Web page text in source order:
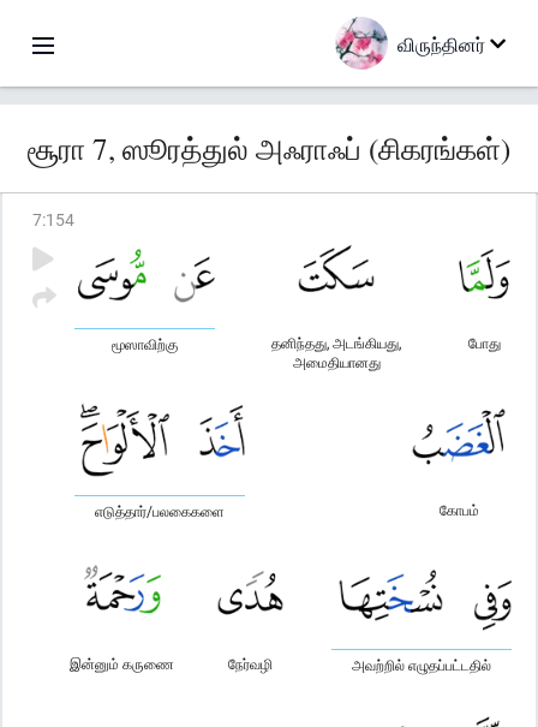
விருந்தினர்
சூரா 7, ஸூரத்துல் அஃராஃப் (சிகரங்கள்)
7:154
போது
தனிந்தது, அடங்கியது,
அமைதியானது
மூஸாவிற்கு
கோபம்
எடுத்தார்/பலகைகளை
அவற்றில் எழுதப்பட்டதில்
நேர்வழி
இன்னும் கருணை